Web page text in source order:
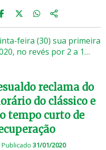
feira (30) sua primeira
no revés por 2 a 1…
reclama do
do clássico e
tempo curto de
Publicado 31/01/2020